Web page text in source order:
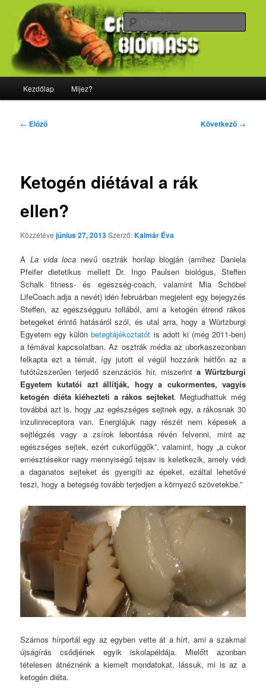
elsődleges
tartalomraCriticalBiomass
Majdnem minden, ami biológia
Kezdőlap Mijez?
Bejegyzés
← Előző Következő →
Ketogén diétával a rák
ellen?
Közzétévejúnius 27, 2013Szerző:Kalmár Éva
A La vida loca nevű osztrák honlap blogján (amihez Daniela
Pfeifer dietetikus mellett Dr. Ingo Paulsen biológus, Steffen
Schalk fitness- és egészség-coach, valamint Mia Schöbel
LifeCoach adja a nevét) idén februárban megjelent egy bejegyzés
Steffen, az egészségguru tollából, ami a ketogén étrend rákos
betegeket érintő hatásáról szól, és utal arra, hogy a Würtzburgi
Egyetem egy különbetegtájékoztatót is adott ki (még 2011-ben)
a témával kapcsolatban. Az osztrák média az uborkaszezonban
felkapta ezt a témát, így jutott el végül hozzánk hétfőn az a
futótűzszerűen terjedő szenzációs hír, miszerint a Würtzburgi
Egyetem kutatói azt állítják, hogy a cukormentes, vagyis
ketogén diéta kiéhezteti a rákos sejteket. Megtudhattuk még
továbbá azt is, hogy „az egészséges sejtnek egy, a rákosnak 30
inzulinreceptora van. Energiájuk nagy részét nem képesek a
sejtlégzés vagy a zsírok lebontása révén felvenni, mint az
egészséges sejtek, ezért cukorfüggők”, valamint, hogy „a cukor
emésztésekor nagy mennyiségű tejsav is keletkezik, amely védi
a daganatos sejteket és gyengíti az épeket, ezáltal lehetővé
teszi, hogy a betegség tovább terjedjen a környező szövetekbe.”
Számos hírportál egy az egyben vette át a hírt, ami a szakmai
újságírás csődjének egyik iskolapéldája. Mielőtt azonban
tételesen átnéznénk a kiemelt mondatokat, lássuk, mi is az a
ketogén diéta.